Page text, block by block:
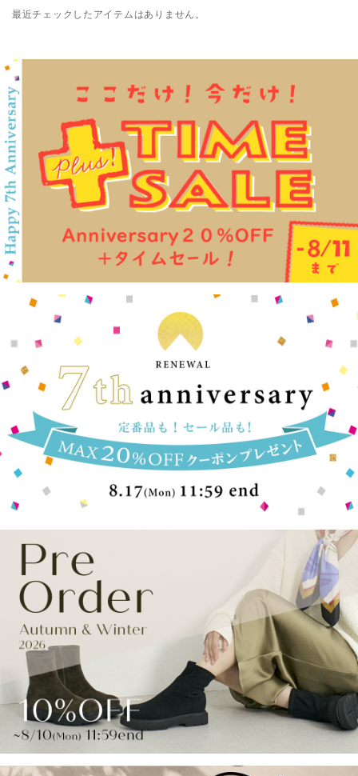
最近チェックしたアイテムはありません。